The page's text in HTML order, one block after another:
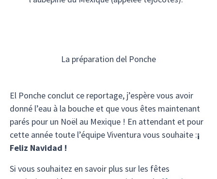
La préparation del Ponche
El Ponche conclut ce reportage, j’espère vous avoir
donné l’eau à la bouche et que vous êtes maintenant
parés pour un Noël au Mexique ! En attendant et pour
cette année toute l’équipe Viventura vous souhaite :¡
Feliz Navidad !
Si vous souhaitez en savoir plus sur les fêtes